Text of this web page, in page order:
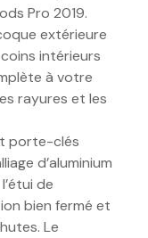
Pro 2019.
extérieure
intérieurs
à votre
rayures et les
porte-clés
d’aluminium
de
bien fermé et
Le